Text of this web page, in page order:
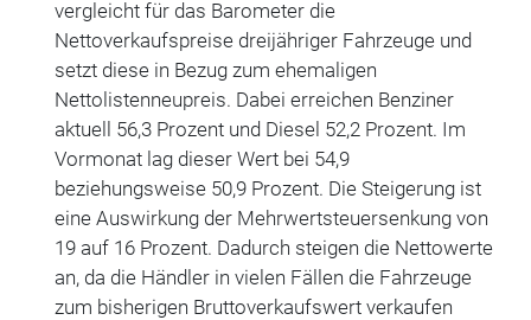
vergleicht für das Barometer die
Nettoverkaufspreise dreijähriger Fahrzeuge und
setzt diese in Bezug zum ehemaligen
Nettolistenneupreis. Dabei erreichen Benziner
aktuell 56,3 Prozent und Diesel 52,2 Prozent. Im
Vormonat lag dieser Wert bei 54,9
beziehungsweise 50,9 Prozent. Die Steigerung ist
eine Auswirkung der Mehrwertsteuersenkung von
19 auf 16 Prozent. Dadurch steigen die Nettowerte
an, da die Händler in vielen Fällen die Fahrzeuge
zum bisherigen Bruttoverkaufswert verkaufen